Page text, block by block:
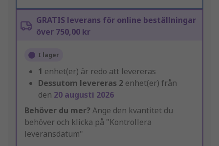
GRATIS leverans för online beställningar
över 750,00 kr
I lager
1 enhet(er) är redo att levereras
Dessutom levereras 2 enhet(er) från
den 20 augusti 2026
Behöver du mer? Ange den kvantitet du
behöver och klicka på "Kontrollera
leveransdatum"